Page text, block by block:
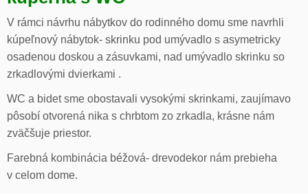
V rámci návrhu nábytkov do rodinného domu sme navrhli
kúpeľnový nábytok- skrinku pod umývadlo s asymetricky
osadenou doskou a zásuvkami, nad umývadlo skrinku so
zrkadlovými dvierkami .
WC a bidet sme obostavali vysokými skrinkami, zaujímavo
pôsobí otvorená nika s chrbtom zo zrkadla, krásne nám
zväčšuje priestor.
Farebná kombinácia béžová- drevodekor nám prebieha
v celom dome.